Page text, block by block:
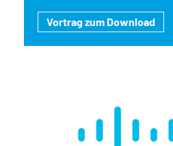
Vortrag zum Download